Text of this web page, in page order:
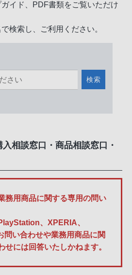
イド、PDF書類をご覧いただけ
検索し、ご利用ください。
検索
相談窓口・商品相談窓口・
務用商品に関する専用の問い
、XPERIA、
問い合わせや業務用商品に関
せには回答いたしかねます。